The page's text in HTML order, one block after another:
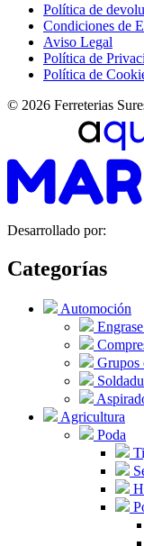
Política de
Condiciones de
Aviso Legal
Política de
Política de
© 2026 Ferreterias
Desarrollado por:
Categorías
Automoción
Grupos
Agricultura
Poda